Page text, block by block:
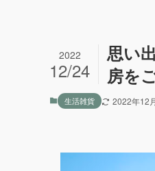
思い
房を
2022
12/24
生活雑貨 2022年12